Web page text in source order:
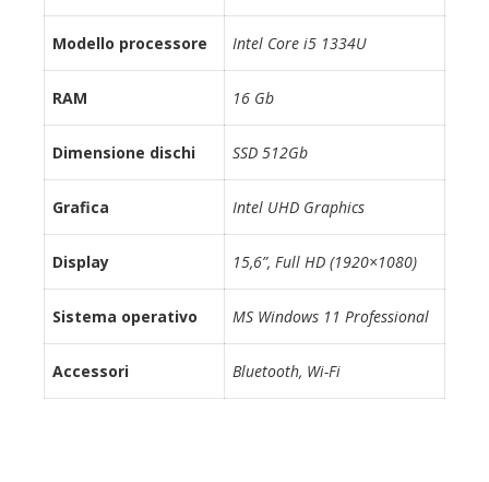
Modello processore Intel Core i5 1334U
RAM 16 Gb
Dimensione dischi SSD 512Gb
Grafica Intel UHD Graphics
Display 15,6”, Full HD (1920×1080)
Sistema operativo MS Windows 11 Professional
Accessori Bluetooth, Wi-Fi